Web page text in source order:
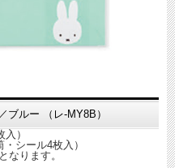
ブルー （レ-MY8B）
）
シール4枚入）
なります。